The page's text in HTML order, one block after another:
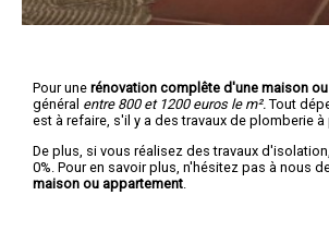
Pour une rénovation complête d'une maison
général entre 800 et 1200 euros le m². Tout
est à refaire, s'il y a des travaux de plomberie à
De plus, si vous réalisez des travaux
0%. Pour en savoir plus, n'hésitez pas à nous
maison ou appartement